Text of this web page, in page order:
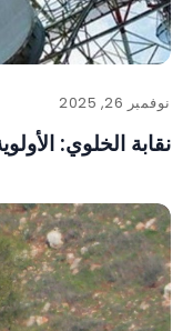
نوفمبر 26, 2025
نقابة الخلوي: